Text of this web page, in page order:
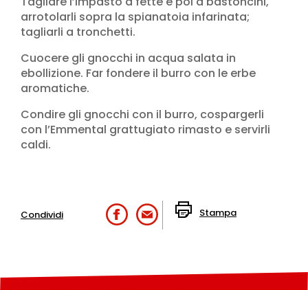
arrotolarli sopra la spianatoia infarinata;
tagliarli a tronchetti.
Cuocere gli gnocchi in acqua salata in
ebollizione. Far fondere il burro con le erbe
aromatiche.
Condire gli gnocchi con il burro, cospargerli
con l’Emmental grattugiato rimasto e servirli
caldi.
Condividi Stampa